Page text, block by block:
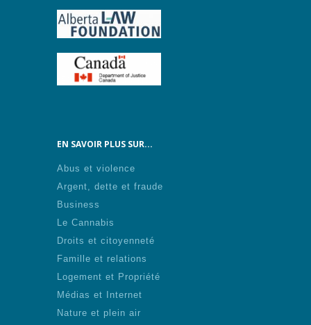
EN SAVOIR PLUS SUR...
Abus et violence
Argent, dette et fraude
Business
Le Cannabis
Droits et citoyenneté
Famille et relations
Logement et Propriété
Médias et Internet
Nature et plein air